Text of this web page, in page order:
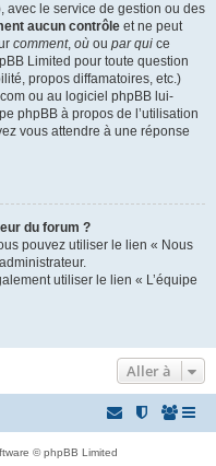
avec le service de gestion ou des
aucun contrôle et ne peut
comment, où ou par qui ce
Limited pour toute question
propos diffamatoires, etc.)
ou au logiciel phpBB lui-
phpBB à propos de l’utilisation
vous attendre à une réponse
du forum ?
pouvez utiliser le lien « Nous
utiliser le lien « L’équipe
Aller à
© phpBB Limited